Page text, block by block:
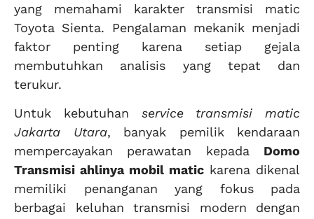
yang memahami karakter transmisi matic
Toyota Sienta. Pengalaman mekanik menjadi
faktor penting karena setiap gejala
membutuhkan analisis yang tepat dan
terukur.
Untuk kebutuhan service transmisi matic
Jakarta Utara, banyak pemilik kendaraan
mempercayakan perawatan kepada Domo
Transmisi ahlinya mobil matic karena dikenal
memiliki penanganan yang fokus pada
berbagai keluhan transmisi modern dengan